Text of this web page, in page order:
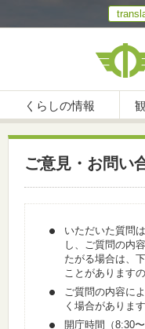
くらしの情報
ご意見・お問い
いただいた質問
し、ご質問の内
たがる場合は、
ことがあります
ご質問の内容に
く場合があります
開庁時間（8:30